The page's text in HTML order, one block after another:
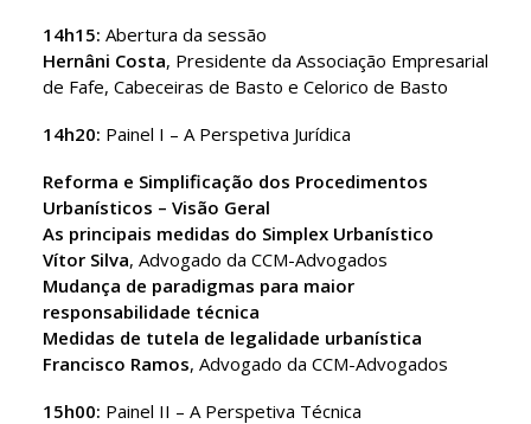
14h15: Abertura da sessão
Hernâni Costa, Presidente da Associação Empresarial
de Fafe, Cabeceiras de Basto e Celorico de Basto
14h20: Painel I – A Perspetiva Jurídica
Reforma e Simplificação dos Procedimentos
Urbanísticos – Visão Geral
As principais medidas do Simplex Urbanístico
Vítor Silva, Advogado da CCM-Advogados
Mudança de paradigmas para maior
responsabilidade técnica
Medidas de tutela de legalidade urbanística
Francisco Ramos, Advogado da CCM-Advogados
15h00: Painel II – A Perspetiva Técnica